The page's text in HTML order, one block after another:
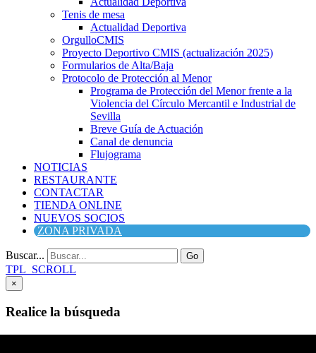
Tenis de mesa
Actualidad Deportiva
OrgulloCMIS
Proyecto Deportivo CMIS (actualización 2025)
Formularios de Alta/Baja
Protocolo de Protección al Menor
Programa de Protección del Menor frente a la
Violencia del Círculo Mercantil e Industrial de
Sevilla
Breve Guía de Actuación
Canal de denuncia
Flujograma
NOTICIAS
RESTAURANTE
CONTACTAR
TIENDA ONLINE
NUEVOS SOCIOS
ZONA PRIVADA
Buscar... Go
TPL_SCROLL
×
Realice la búsqueda